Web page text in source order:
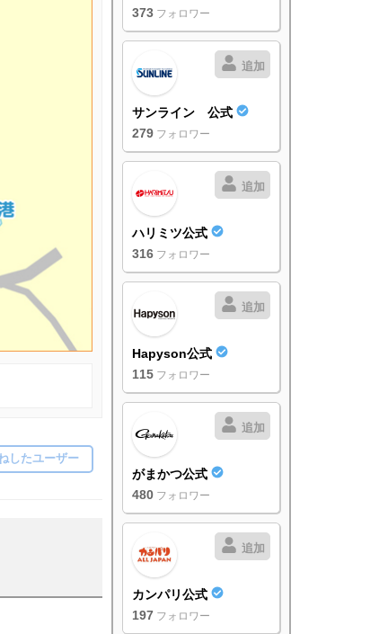
したユーザー
373 フォロワー
追加
サンライン 公式
279 フォロワー
追加
ハリミツ公式
316 フォロワー
追加
Hapyson公式
115 フォロワー
追加
がまかつ公式
480 フォロワー
追加
カンパリ公式
197 フォロワー